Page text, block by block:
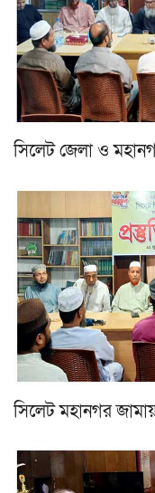
সিলেট জেলা ও
সিলেট মহানগর